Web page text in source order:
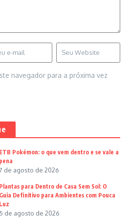
navegador para a próxima vez
ETB Pokémon: o que vem dentro e se vale a
pena
de agosto de 2026
Plantas para Dentro de Casa Sem Sol: O
Guia Definitivo para Ambientes com Pouca
Luz
5 de agosto de 2026